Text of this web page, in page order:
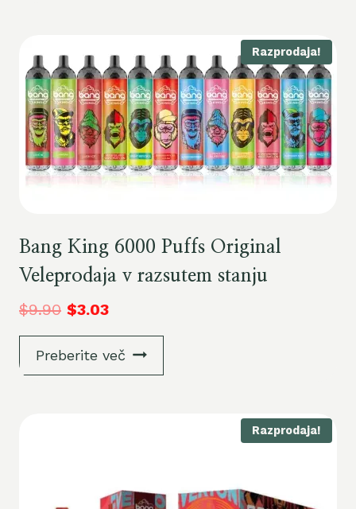
Razprodaja!
Bang King 6000 Puffs Original
Veleprodaja v razsutem stanju
$9.90 $3.03
Preberite več
Razprodaja!